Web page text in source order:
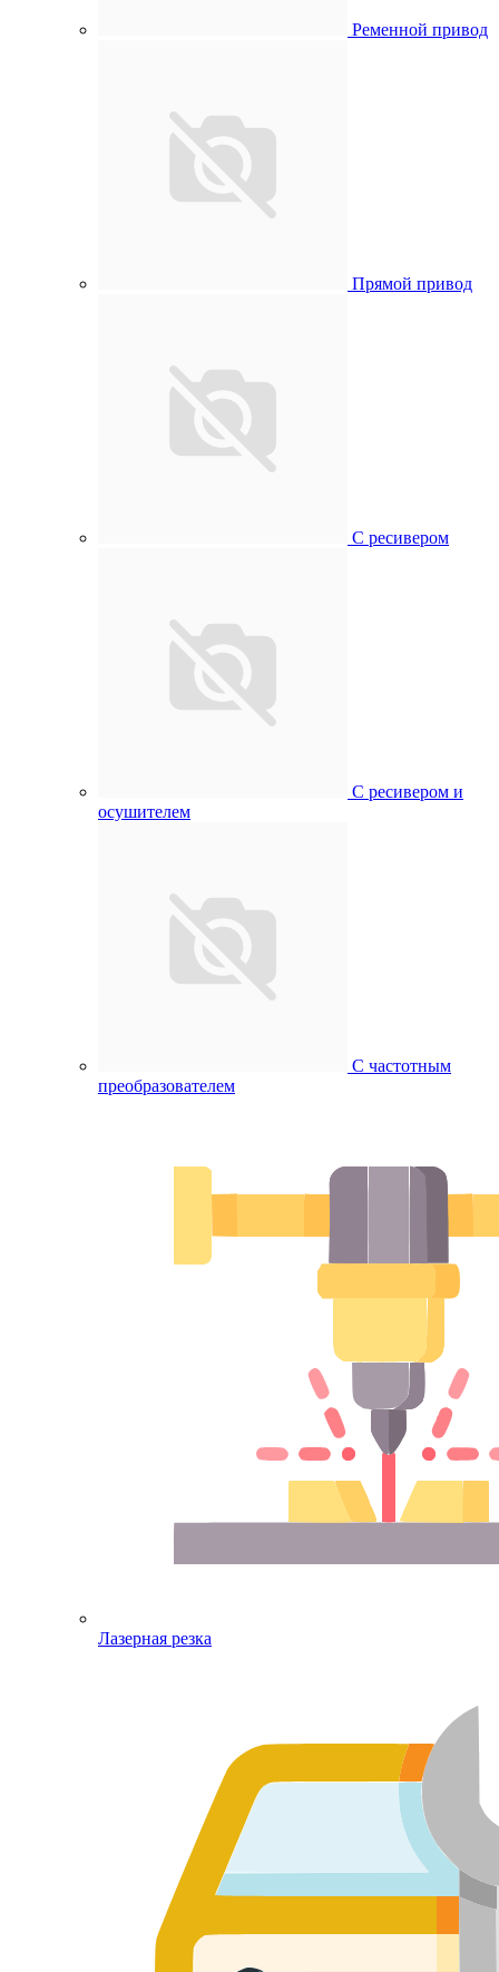
Ременной привод
Прямой привод
С ресивером
С ресивером и
осушителем
С частотным
преобразователем
Лазерная резка